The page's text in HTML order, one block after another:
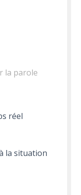
la parole
réel
la situation